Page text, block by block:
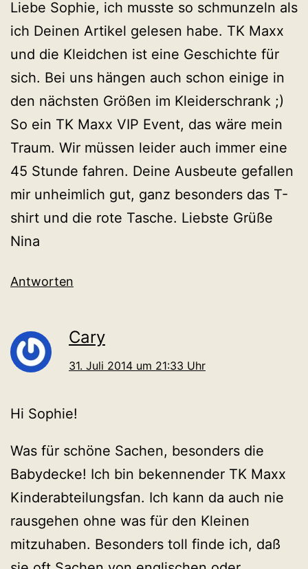
Liebe Sophie, ich musste so schmunzeln als
ich Deinen Artikel gelesen habe. TK Maxx
und die Kleidchen ist eine Geschichte für
sich. Bei uns hängen auch schon einige in
den nächsten Größen im Kleiderschrank ;)
So ein TK Maxx VIP Event, das wäre mein
Traum. Wir müssen leider auch immer eine
45 Stunde fahren. Deine Ausbeute gefallen
mir unheimlich gut, ganz besonders das T-
shirt und die rote Tasche. Liebste Grüße
Nina
Antworten
Cary
31. Juli 2014 um 21:33 Uhr
Hi Sophie!
Was für schöne Sachen, besonders die
Babydecke! Ich bin bekennender TK Maxx
Kinderabteilungsfan. Ich kann da auch nie
rausgehen ohne was für den Kleinen
mitzuhaben. Besonders toll finde ich, daß